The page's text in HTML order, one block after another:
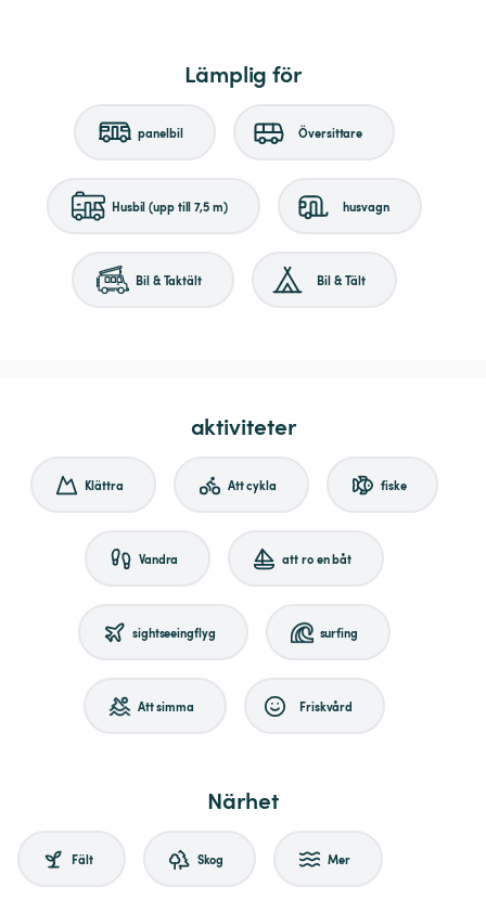
Lämplig för
panelbil Översittare
Husbil (upp till 7,5 m) husvagn
Bil & Taktält Bil & Tält
aktiviteter
Klättra Att cykla fiske
Vandra att ro en båt
sightseeingflyg surfing
Att simma Friskvård
Närhet
Fält Skog Mer